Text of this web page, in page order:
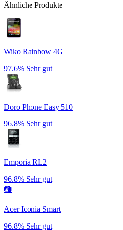
Ähnliche Produkte
Wiko Rainbow 4G
97.6% Sehr gut
Doro Phone Easy 510
96.8% Sehr gut
Emporia RL2
96.8% Sehr gut
📷
Acer Iconia Smart
96.8% Sehr gut